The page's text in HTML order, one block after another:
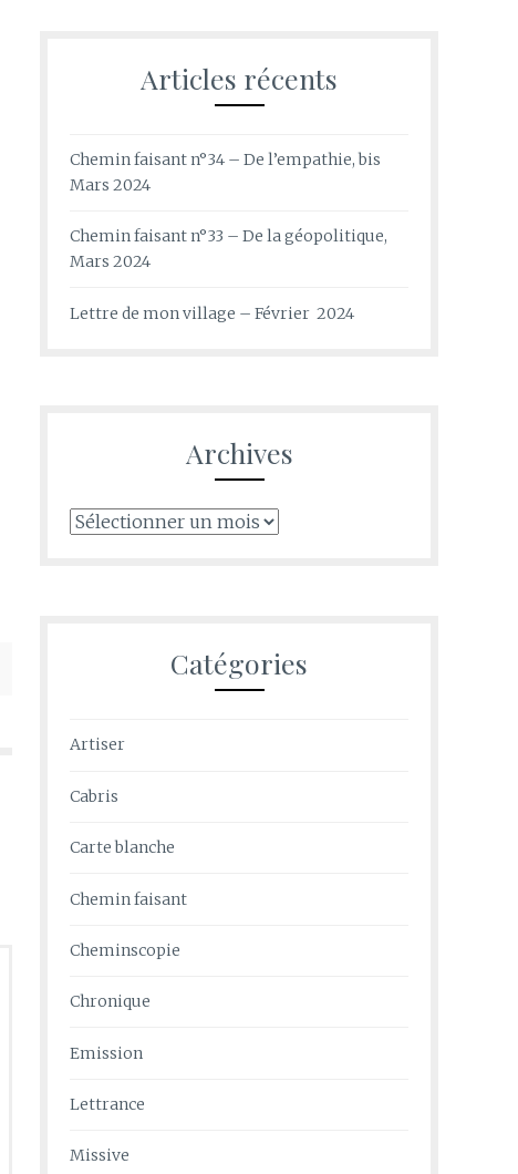
Articles récents
Chemin faisant n°34 – De l’empathie, bis
Mars 2024
Chemin faisant n°33 – De la géopolitique,
Mars 2024
Lettre de mon village – Février 2024
Archives
Archives
Catégories
Artiser
Cabris
Carte blanche
Chemin faisant
Cheminscopie
Chronique
Emission
Lettrance
Missive